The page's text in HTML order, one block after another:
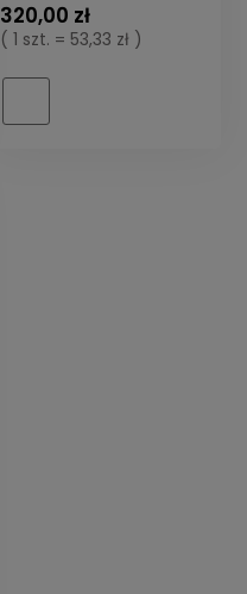
320,00 zł
( 1 szt. = 53,33 zł )